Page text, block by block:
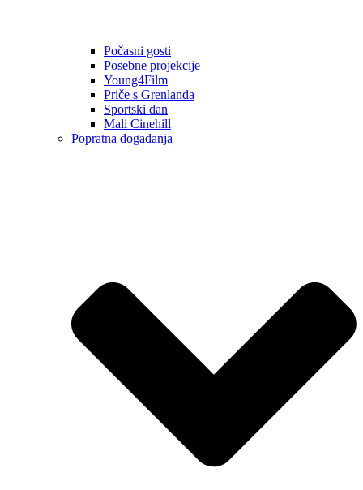
Počasni gosti
Posebne projekcije
Young4Film
Priče s Grenlanda
Sportski dan
Mali Cinehill
Popratna događanja